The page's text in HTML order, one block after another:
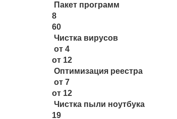
Пакет программ
8
60
Чистка вирусов
от 4
от 12
Оптимизация реестра
от 7
от 12
Чистка пыли ноутбука
19